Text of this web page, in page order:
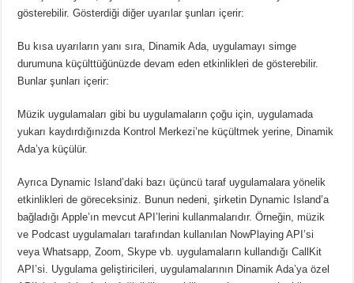
gösterebilir.Gösterdiği diğer uyarılar şunları içerir:
Bu kısa uyarıların yanı sıra, Dinamik Ada, uygulamayı simge
durumuna küçülttüğünüzde devam eden etkinlikleri de gösterebilir.
Bunlar şunları içerir:
Müzik uygulamaları gibi bu uygulamaların çoğu için, uygulamada
yukarı kaydırdığınızda Kontrol Merkezi’ne küçültmek yerine, Dinamik
Ada’ya küçülür.
Ayrıca Dynamic Island’daki bazı üçüncü taraf uygulamalara yönelik
etkinlikleri de göreceksiniz. Bunun nedeni, şirketin Dynamic Island’a
bağladığı Apple’ın mevcut API’lerini kullanmalarıdır.Örneğin, müzik
ve Podcast uygulamaları tarafından kullanılan NowPlaying API’si
veya Whatsapp, Zoom, Skype vb. uygulamaların kullandığı CallKit
API’si. Uygulama geliştiricileri, uygulamalarının Dinamik Ada’ya özel